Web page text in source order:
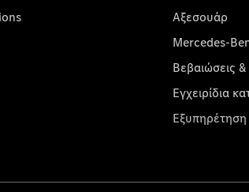
Αξεσουάρ
Mercedes-
Βεβαιώσεις &
Εγχειρίδια